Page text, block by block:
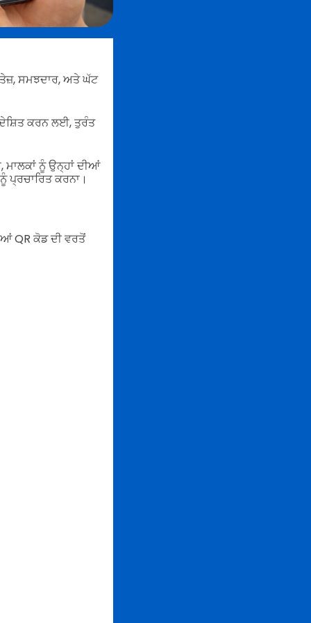
ਸਮਝਦਾਰ, ਅਤੇ ਘੱਟ
ਕਰਨ ਲਈ, ਤੁਰੰਤ
ਮਾਲਕਾਂ ਨੂੰ ਉਨ੍ਹਾਂ ਦੀਆਂ
ਪ੍ਰਚਾਰਿਤ ਕਰਨਾ।
QR ਕੋਡ ਦੀ ਵਰਤੋਂ